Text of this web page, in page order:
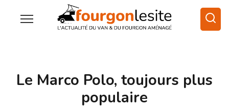
Le Marco Polo, toujours plus
populaire